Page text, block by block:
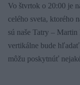
Vo štvrtok o 20:00 je
celého sveta, ktorého
sú naše Tatry –
vertikálne bude
môžu poskytnúť